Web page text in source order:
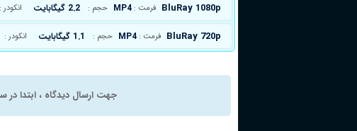
BluRay 1080p فرمت : MP4 حجم : 2.2 گیگابایت انکودر :
BluRay 720p فرمت : MP4 حجم : 1.1 گیگابایت انکودر :
جهت ارسال دیدگاه ، ابتدا در